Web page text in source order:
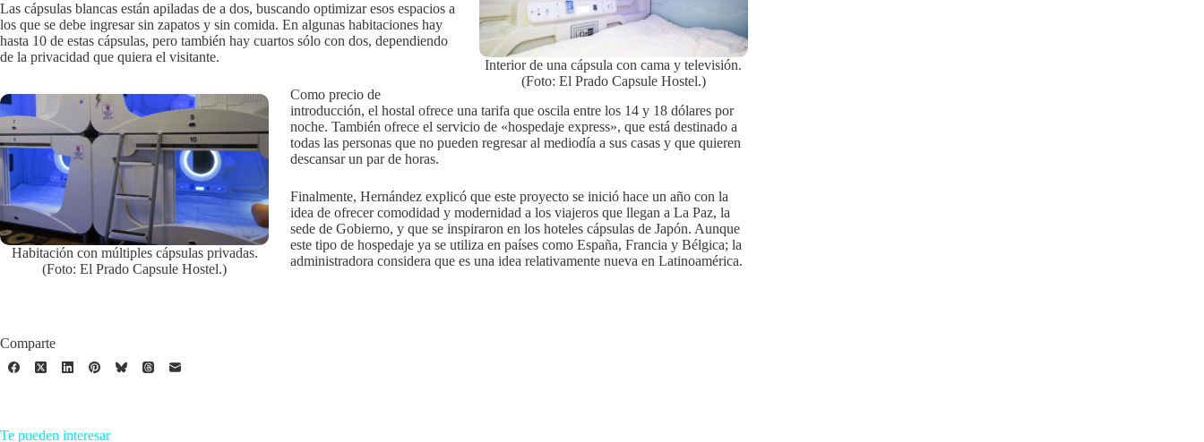
Interior de una cápsula con cama y televisión.
(Foto: El Prado Capsule Hostel.)
Las cápsulas blancas están apiladas de a dos, buscando optimizar esos espacios a
los que se debe ingresar sin zapatos y sin comida. En algunas habitaciones hay
hasta 10 de estas cápsulas, pero también hay cuartos sólo con dos, dependiendo
de la privacidad que quiera el visitante.
Habitación con múltiples cápsulas privadas.
(Foto: El Prado Capsule Hostel.)
Como precio de
introducción, el hostal ofrece una tarifa que oscila entre los 14 y 18 dólares por
noche. También ofrece el servicio de «hospedaje express», que está destinado a
todas las personas que no pueden regresar al mediodía a sus casas y que quieren
descansar un par de horas.
Finalmente, Hernández explicó que este proyecto se inició hace un año con la
idea de ofrecer comodidad y modernidad a los viajeros que llegan a La Paz, la
sede de Gobierno, y que se inspiraron en los hoteles cápsulas de Japón. Aunque
este tipo de hospedaje ya se utiliza en países como España, Francia y Bélgica; la
administradora considera que es una idea relativamente nueva en Latinoamérica.
Comparte
Te pueden interesar